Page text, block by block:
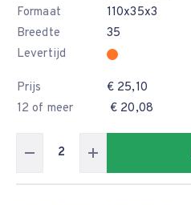
Formaat
110x35x3
Breedte
35
Levertijd
Prijs
€ 25,10
12 of meer
€ 20,08